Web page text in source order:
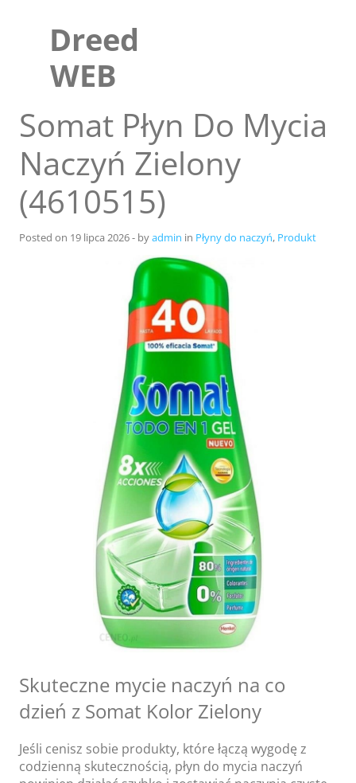
Dreed
WEB
Somat Płyn Do Mycia
Naczyń Zielony
(4610515)
Posted on 19 lipca 2026- byadmin in Płyny do naczyń, Produkt
Skuteczne mycie naczyń na co
dzień z Somat Kolor Zielony
Jeśli cenisz sobie produkty, które łączą wygodę z
codzienną skutecznością, płyn do mycia naczyń